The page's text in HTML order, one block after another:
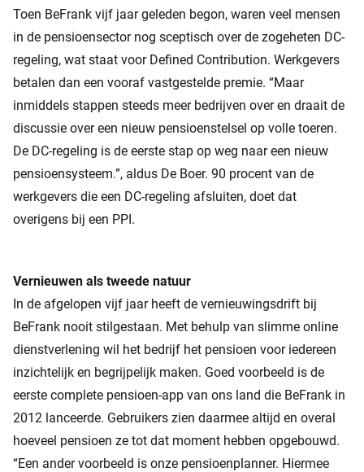
Toen BeFrank vijf jaar geleden begon, waren veel mensen
in de pensioensector nog sceptisch over de zogeheten DC-
regeling, wat staat voor Defined Contribution. Werkgevers
betalen dan een vooraf vastgestelde premie. “Maar
inmiddels stappen steeds meer bedrijven over en draait de
discussie over een nieuw pensioenstelsel op volle toeren.
De DC-regeling is de eerste stap op weg naar een nieuw
pensioensysteem.”, aldus De Boer. 90 procent van de
werkgevers die een DC-regeling afsluiten, doet dat
overigens bij een PPI.
Vernieuwen als tweede natuur
In de afgelopen vijf jaar heeft de vernieuwingsdrift bij
BeFrank nooit stilgestaan. Met behulp van slimme online
dienstverlening wil het bedrijf het pensioen voor iedereen
inzichtelijk en begrijpelijk maken. Goed voorbeeld is de
eerste complete pensioen-app van ons land die BeFrank in
2012 lanceerde. Gebruikers zien daarmee altijd en overal
hoeveel pensioen ze tot dat moment hebben opgebouwd.
“Een ander voorbeeld is onze pensioenplanner. Hiermee